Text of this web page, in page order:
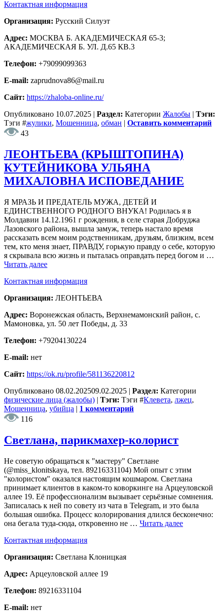
Контактная информация
Организация: Русский Силуэт
Адрес: МОСКВА Б. АКАДЕМИЧЕСКАЯ 65-3;
АКАДЕМИЧЕСКАЯ Б. УЛ. Д.65 КВ.3
Телефон: +79099099363
E-mail: zaprudnova86@mail.ru
Сайт: https://zhaloba-online.ru/
Опубликовано 10.07.2025 | Раздел: Категории Жалобы | Тэги:
Тэги #жулики, Мошенница, обман | Оставить комментарий
43
ЛЕОНТЬЕВА (КРЫШТОПИНА)
КУТЕЙНИКОВА УЛЬЯНА
МИХАЛОВНА ИСПОВЕДАНИЕ
Я МРАЗЬ И ПРЕДАТЕЛЬ МУЖА, ДЕТЕЙ И
ЕДИНСТВЕННОГО РОДНОГО ВНУКА! Родилась я в
Молдавии 14.12.1961 г рождения, в селе старая Добруджа
Лазовского района, вышла замуж, теперь настало время
рассказать всем моим родственникам, друзьям, близким, всем
тем, кто меня знает, ПРАВДУ, горькую правду о себе, которую
я скрывала всю жизнь и пыталась оправдать перед богом и …
Читать далее
Контактная информация
Организация: ЛЕОНТЬЕВА
Адрес: Воронежская область, Верхнемамонский район, с.
Мамоновка, ул. 50 лет Победы, д. 33
Телефон: +79204130224
E-mail: нет
Сайт: https://ok.ru/profile/581136220812
Опубликовано 08.02.202509.02.2025 | Раздел: Категории
физические лица (жалобы) | Тэги: Тэги #Клевета, лжец,
Мошенница, убийца | 1 комментарий
116
Светлана, парикмахер-колорист
Не советую обращаться к "мастеру" Светлане
(@miss_klonitskaya, тел. 89216331104) Мой опыт с этим
"колористом" оказался настоящим кошмаром. Светлана
принимает клиентов в каком-то коворкинге на Арцеуловской
аллее 19. Её профессионализм вызывает серьёзные сомнения.
Записалась к ней по совету из чата в Telegram, и это была
большая ошибка. Процесс колорирования длился бесконечно:
она бегала туда-сюда, откровенно не … Читать далее
Контактная информация
Организация: Светлана Клоницкая
Адрес: Арцеуловской аллее 19
Телефон: 89216331104
E-mail: нет